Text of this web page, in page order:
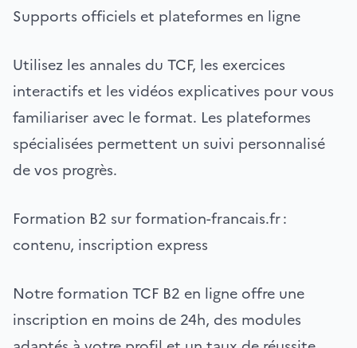
Supports officiels et plateformes en ligne
Utilisez les annales du TCF, les exercices
interactifs et les vidéos explicatives pour vous
familiariser avec le format. Les plateformes
spécialisées permettent un suivi personnalisé
de vos progrès.
Formation B2 sur formation-francais.fr :
contenu, inscription express
Notre formation TCF B2 en ligne offre une
inscription en moins de 24h, des modules